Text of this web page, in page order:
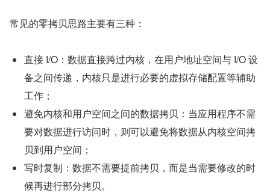
常见的零拷贝思路主要有三种：
直接 I/O：数据直接跨过内核，在用户地址空间与 I/O 设
备之间传递，内核只是进行必要的虚拟存储配置等辅助
工作；
避免内核和用户空间之间的数据拷贝：当应用程序不需
要对数据进行访问时，则可以避免将数据从内核空间拷
贝到用户空间；
写时复制：数据不需要提前拷贝，而是当需要修改的时
候再进行部分拷贝。